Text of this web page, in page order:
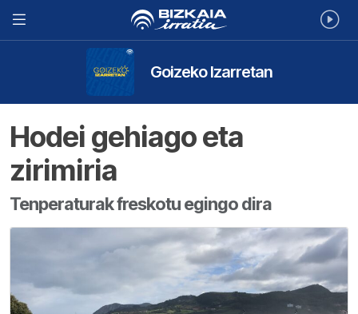
Goizeko Izarretan
Hodei gehiago eta
zirimiria
Tenperaturak freskotu egingo dira